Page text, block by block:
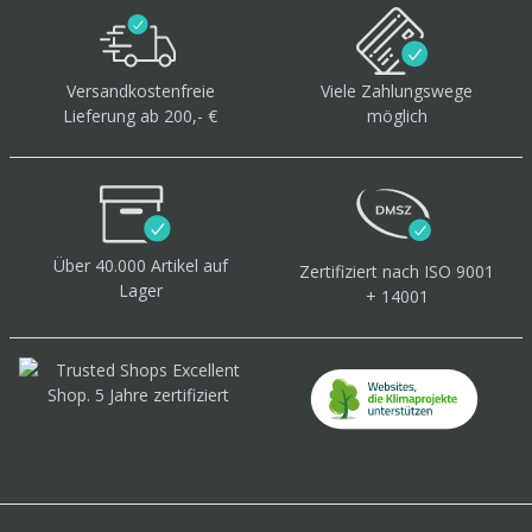
Versandkostenfreie
Lieferung ab 200,- €
Viele Zahlungswege
möglich
Über 40.000 Artikel auf
Lager
Zertifiziert nach ISO 9001
+ 14001